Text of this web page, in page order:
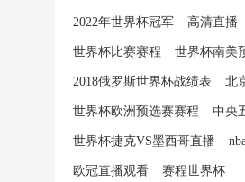
2022年世界杯冠军 高清直播
世界杯比赛赛程 世界杯南美
2018俄罗斯世界杯战绩表 北
世界杯欧洲预选赛赛程 中央
世界杯捷克VS墨西哥直播
欧冠直播观看 赛程世界杯